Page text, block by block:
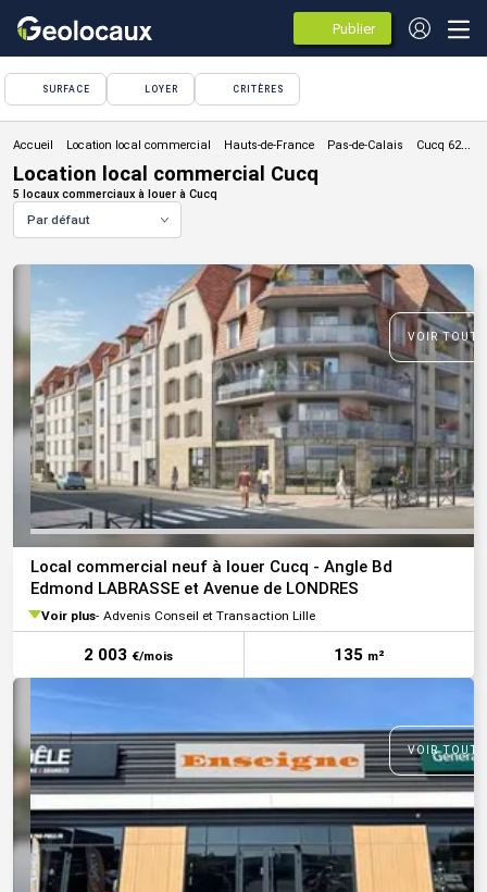
Publier
des
annonces
SURFACE LOYER CRITÈRES
Location local commercial
Location local commercial Cucq
5 locaux commerciaux à louer à Cucq
Par défaut
VOIR
Local commercial neuf à louer Cucq - Angle Bd
Edmond LABRASSE et Avenue de LONDRES
Voir plus Advenis Conseil et Transaction Lille
2 003 €/mois 135 m²
VOIR